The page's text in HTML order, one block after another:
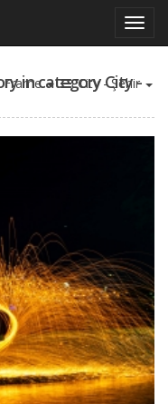
in category City -
City - Şehir